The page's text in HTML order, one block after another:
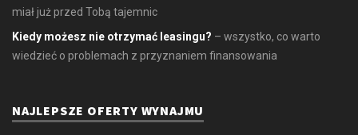
miał już przed Tobą tajemnic
Kiedy możesz nie otrzymać leasingu? – wszystko, co warto
wiedzieć o problemach z przyznaniem finansowania
NAJLEPSZE OFERTY WYNAJMU